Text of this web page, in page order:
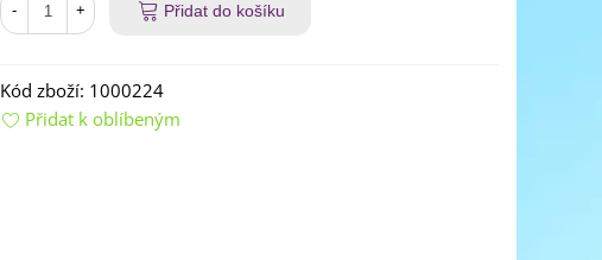
- + Přidat do košíku
Kód zboží: 1000224
Přidat k oblíbeným